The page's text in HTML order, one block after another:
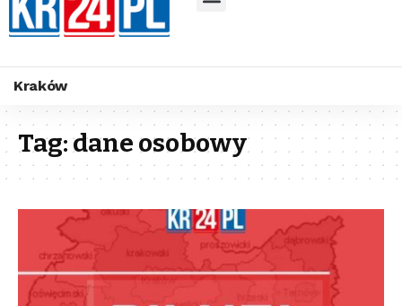
Kraków
Tag:dane osobowy